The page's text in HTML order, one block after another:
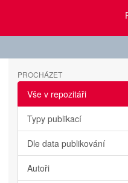
PROCHÁZET
Vše v repozitáři
Typy publikací
Dle data publikování
Autoři